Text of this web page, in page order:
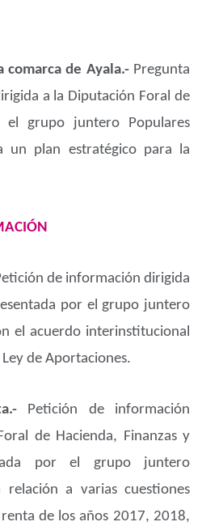
comarca de Ayala.- Pregunta
a la Diputación Foral de
el grupo juntero Populares
un plan estratégico para la
de información dirigida
por el grupo juntero
el acuerdo interinstitucional
de Aportaciones.
Petición de información
de Hacienda, Finanzas y
por el grupo juntero
relación a varias cuestiones
de los años 2017, 2018,